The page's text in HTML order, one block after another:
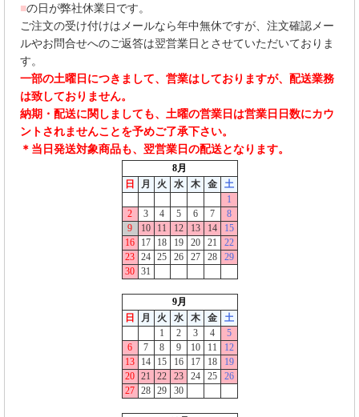
■の日が弊社休業日です。
ご注文の受け付けはメールなら年中無休ですが、注文確認メー
ルやお問合せへのご返答は翌営業日とさせていただいておりま
す。
一部の土曜日につきまして、営業はしておりますが、配送業務
は致しておりません。
納期・配送に関しましても、土曜の営業日は営業日日数にカウ
ントされませんことを予めご了承下さい。
＊当日発送対象商品も、翌営業日の配送となります。